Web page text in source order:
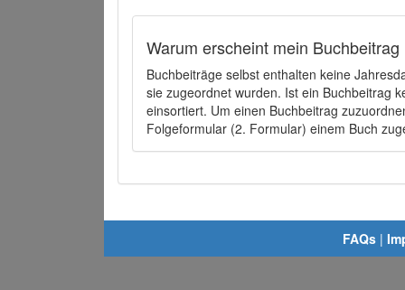
Warum erscheint mein
Buchbeiträge selbst enthalten keine
sie zugeordnet wurden. Ist ein Buchbeitrag
einsortiert. Um einen Buchbeitrag
Folgeformular (2. Formular) einem Buch
FAQs |